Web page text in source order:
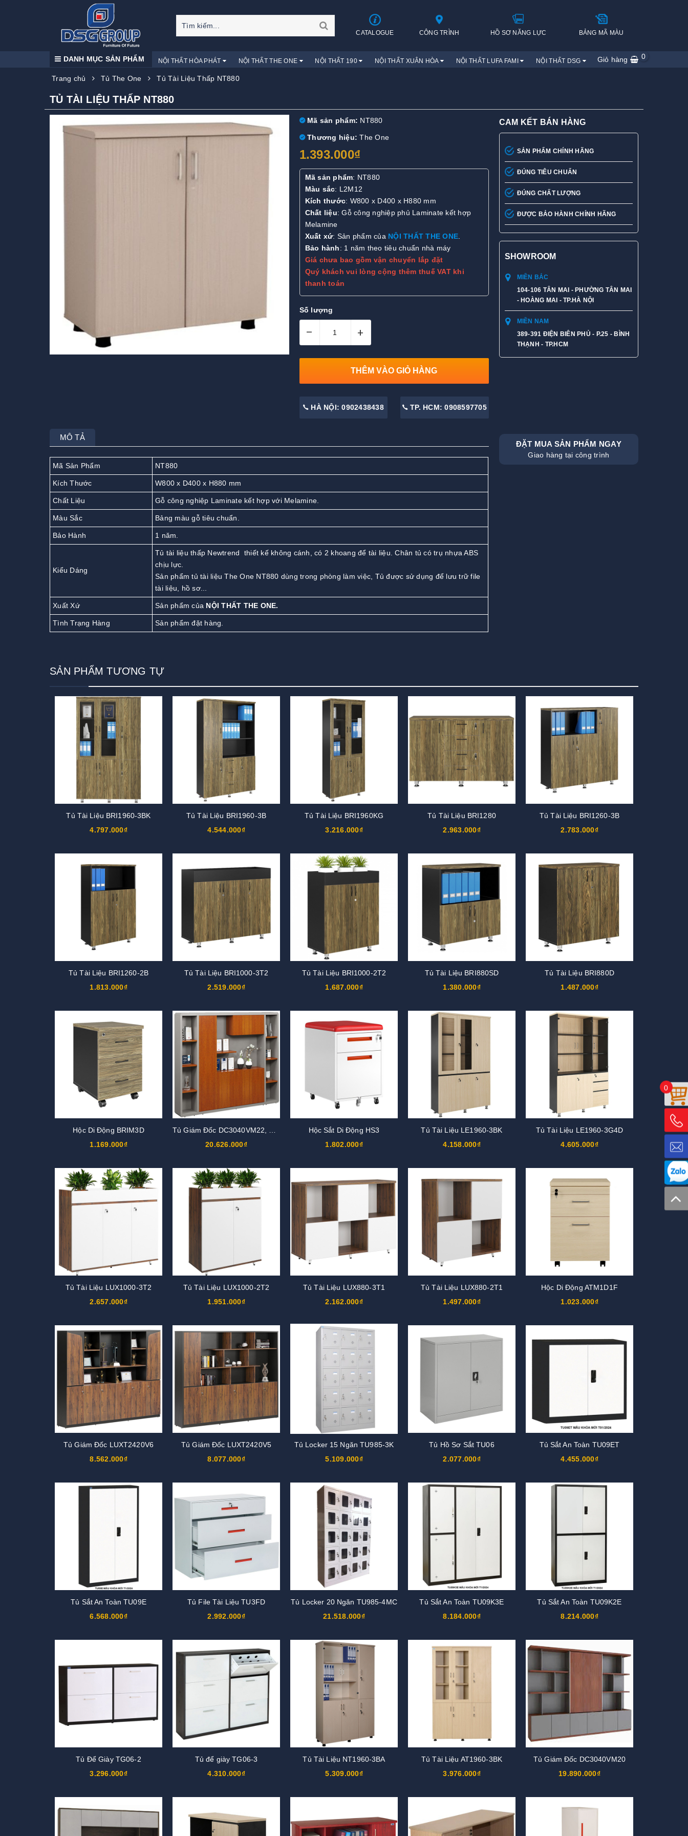
CATALOGUE CÔNG TRÌNH HỒ SƠ NĂNG LỰC BẢNG MÃ MÀU
DANH MỤC SẢN PHẨM NỘI THẤT HÒA PHÁT NỘI THẤT THE ONE NỘI THẤT 190 NỘI THẤT XUÂN HÒA NỘI THẤT LUFA FAMI NỘI THẤT DSG Giỏ hàng 0
Trang chủ Tủ The One Tủ Tài Liệu Thấp NT880
TỦ TÀI LIỆU THẤP NT880
Mã sản phẩm: NT880
Thương hiệu: The One
1.393.000₫
Mã sản phẩm: NT880
Màu sắc: L2M12
Kích thước: W800 x D400 x H880 mm
Chất liệu: Gỗ công nghiệp phủ Laminate kết hợp
Melamine
Xuất xứ: Sản phẩm của NỘI THẤT THE ONE.
Bảo hành: 1 năm theo tiêu chuẩn nhà máy
Giá chưa bao gồm vận chuyển lắp đặt
Quý khách vui lòng cộng thêm thuế VAT khi
thanh toán
Số lượng
– +
THÊM VÀO GIỎ HÀNG
HÀ NỘI: 0902438438 TP. HCM: 0908597705
CAM KẾT BÁN HÀNG
SẢN PHẨM CHÍNH HÃNG
ĐÚNG TIÊU CHUẨN
ĐÚNG CHẤT LƯỢNG
ĐƯỢC BẢO HÀNH CHÍNH HÃNG
SHOWROOM
MIỀN BẮC
104-106 TÂN MAI - PHƯỜNG TÂN MAI
- HOÀNG MAI - TP.HÀ NỘI
MIỀN NAM
389-391 ĐIỆN BIÊN PHỦ - P.25 - BÌNH
THẠNH - TP.HCM
MÔ TẢ
Mã Sản Phẩm NT880
Kích Thước W800 x D400 x H880 mm
Chất Liệu Gỗ công nghiệp Laminate kết hợp với Melamine.
Màu Sắc Bảng màu gỗ tiêu chuẩn.
Bảo Hành 1 năm.
Kiểu Dáng
Tủ tài liệu thấp Newtrend thiết kế không cánh, có 2 khoang để tài liệu. Chân tủ có trụ nhựa ABS
chịu lực.
Sản phẩm tủ tài liệu The One NT880 dùng trong phòng làm việc, Tủ được sử dụng để lưu trữ file
tài liệu, hồ sơ...
Xuất Xứ Sản phẩm của NỘI THẤT THE ONE.
Tình Trạng Hàng Sản phẩm đặt hàng.
ĐẶT MUA SẢN PHẨM NGAY
Giao hàng tại công trình
SẢN PHẨM TƯƠNG TỰ
Tủ Tài Liệu BRI1960-3BK
4.797.000₫
Tủ Tài Liệu BRI1960-3B
4.544.000₫
Tủ Tài Liệu BRI1960KG
3.216.000₫
Tủ Tài Liệu BRI1280
2.963.000₫
Tủ Tài Liệu BRI1260-3B
2.783.000₫
Tủ Tài Liệu BRI1260-2B
1.813.000₫
Tủ Tài Liệu BRI1000-3T2
2.519.000₫
Tủ Tài Liệu BRI1000-2T2
1.687.000₫
Tủ Tài Liệu BRI880SD
1.380.000₫
Tủ Tài Liệu BRI880D
1.487.000₫
Hộc Di Động BRIM3D
1.169.000₫
20.626.000₫
Hộc Sắt Di Động HS3
1.802.000₫
Tủ Tài Liệu LE1960-3BK
4.158.000₫
Tủ Tài Liệu LE1960-3G4D
4.605.000₫
Tủ Tài Liệu LUX1000-3T2
2.657.000₫
Tủ Tài Liệu LUX1000-2T2
1.951.000₫
Tủ Tài Liệu LUX880-3T1
2.162.000₫
Tủ Tài Liệu LUX880-2T1
1.497.000₫
Hộc Di Động ATM1D1F
1.023.000₫
Tủ Giám Đốc LUXT2420V6
8.562.000₫
Tủ Giám Đốc LUXT2420V5
8.077.000₫
Tủ Locker 15 Ngăn TU985-3K
5.109.000₫
Tủ Hồ Sơ Sắt TU06
2.077.000₫
Tủ Sắt An Toàn TU09ET
4.455.000₫
Tủ Sắt An Toàn TU09E
6.568.000₫
Tủ File Tài Liệu TU3FD
2.992.000₫
Tủ Locker 20 Ngăn TU985-4MC
21.518.000₫
Tủ Sắt An Toàn TU09K3E
8.184.000₫
Tủ Sắt An Toàn TU09K2E
8.214.000₫
Tủ Để Giày TG06-2
3.296.000₫
Tủ để giày TG06-3
4.310.000₫
Tủ Tài Liệu NT1960-3BA
5.309.000₫
Tủ Tài Liệu AT1960-3BK
3.976.000₫
Tủ Giám Đốc DC3040VM20
19.890.000₫
0